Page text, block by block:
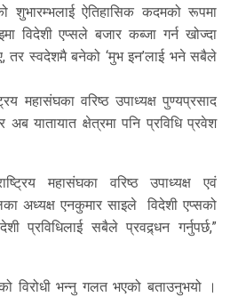
शुभारम्भलाई ऐतिहासिक कदमको रूपमा
विदेशी एप्सले बजार कब्जा गर्न खोज्दा
तर स्वदेशमै बनेको ‘मुभ इन’लाई भने सबैले
महासंघका वरिष्ठ उपाध्यक्ष पुण्यप्रसाद
यातायात क्षेत्रमा पनि प्रविधि प्रवेश
महासंघका वरिष्ठ उपाध्यक्ष एवं
अध्यक्ष एनकुमार साइले विदेशी एप्सको
प्रविधिलाई सबैले प्रवद्र्धन गर्नुपर्छ,”
विरोधी भन्नु गलत भएको बताउनुभयो ।